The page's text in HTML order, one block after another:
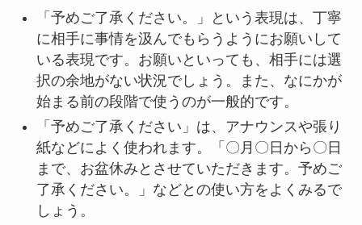
「予めご了承ください。」という表現は、丁寧
に相手に事情を汲んでもらうようにお願いして
いる表現です。お願いといっても、相手には選
択の余地がない状況でしょう。また、なにかが
始まる前の段階で使うのが一般的です。
「予めご了承ください」は、アナウンスや張り
紙などによく使われます。「〇月〇日から〇日
まで、お盆休みとさせていただきます。予めご
了承ください。」などとの使い方をよくみるで
しょう。